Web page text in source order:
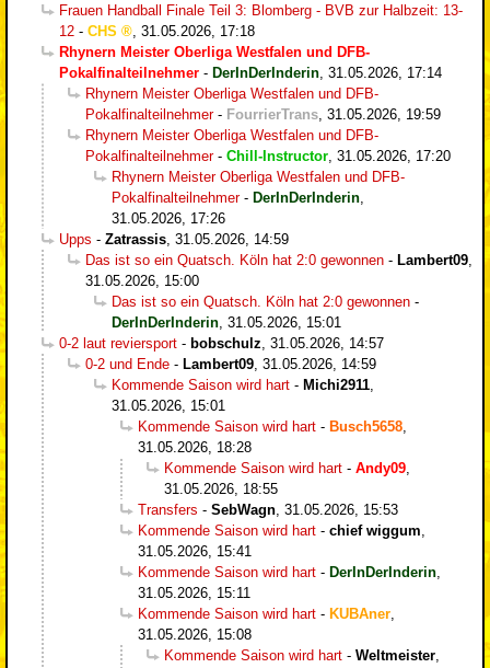
Frauen Handball Finale Teil 3: Blomberg - BVB zur Halbzeit: 13-
12 - CHS
31.05.2026, 17:18
Rhynern Meister Oberliga Westfalen und DFB-
Pokalfinalteilnehmer - DerInDerInderin 31.05.2026, 17:14
Rhynern Meister Oberliga Westfalen und DFB-
Pokalfinalteilnehmer- FourrierTrans 31.05.2026, 19:59
Rhynern Meister Oberliga Westfalen und DFB-
Pokalfinalteilnehmer- Chill-Instructor 31.05.2026, 17:20
Rhynern Meister Oberliga Westfalen und DFB-
Pokalfinalteilnehmer- DerInDerInderin
31.05.2026, 17:26
Upps - Zatrassis 31.05.2026, 14:59
Das ist so ein Quatsch. Köln hat 2:0 gewonnen - Lambert09
31.05.2026, 15:00
Das ist so ein Quatsch. Köln hat 2:0 gewonnen -
DerInDerInderin 31.05.2026, 15:01
0-2 laut reviersport - bobschulz 31.05.2026, 14:57
0-2 und Ende - Lambert09 31.05.2026, 14:59
Kommende Saison wird hart - Michi2911
31.05.2026, 15:01
Kommende Saison wird hart - Busch5658
31.05.2026, 18:28
Kommende Saison wird hart - Andy09
31.05.2026, 18:55
Transfers - SebWagn 31.05.2026, 15:53
Kommende Saison wird hart - chief wiggum
31.05.2026, 15:41
Kommende Saison wird hart - DerInDerInderin
31.05.2026, 15:11
Kommende Saison wird hart - KUBAner
31.05.2026, 15:08
Kommende Saison wird hart - Weltmeister